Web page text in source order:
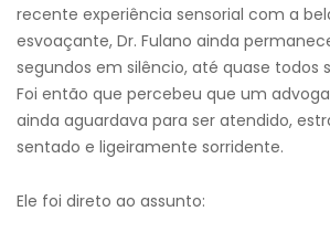
recente experiência sensorial com a
esvoaçante, Dr. Fulano ainda
segundos em silêncio, até quase todos
Foi então que percebeu que um
ainda aguardava para ser atendido,
sentado e ligeiramente sorridente.
Ele foi direto ao assunto: